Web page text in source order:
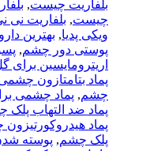
بلفاریت چیست,
چیست, بلفاریت نی
ویکی پدیا, بهترین
پوستی دور چشم,
اریترومایسین برای
پماد بتامتازون
چشم, پماد چشمی
پماد ضد التهاب پلک
پماد
پلک چشم, پوسته